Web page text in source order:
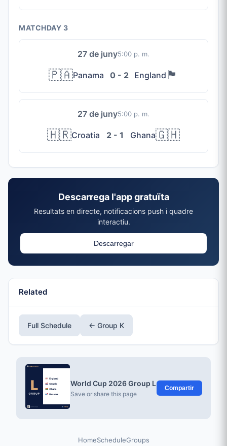
MATCHDAY 3
27 de juny5:00 p. m.
🇵🇦Panama 0 - 2 England 🏴󠁧󠁢󠁥󠁮󠁧󠁿
27 de juny5:00 p. m.
🇭🇷Croatia 2 - 1 Ghana🇬🇭
Descarrega l'app gratuïta
Resultats en directe, notificacions push i quadre
interactiu.
Descarregar
Related
Full Schedule ← Group K
World Cup 2026 Group L
Save or share this page
Compartir
HomeScheduleGroups